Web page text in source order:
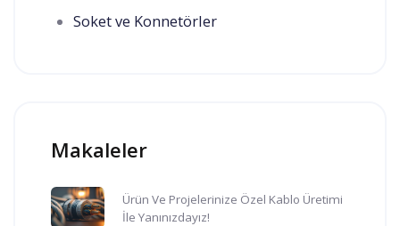
Soket ve Konnetörler
Makaleler
Ürün Ve Projelerinize Özel Kablo Üretimi
İle Yanınızdayız!